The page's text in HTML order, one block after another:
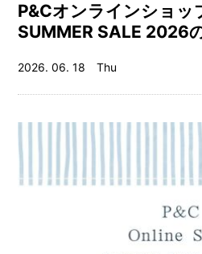
P&Cオンラインショッ
SUMMER SALE 2026
2026. 06. 18 Thu